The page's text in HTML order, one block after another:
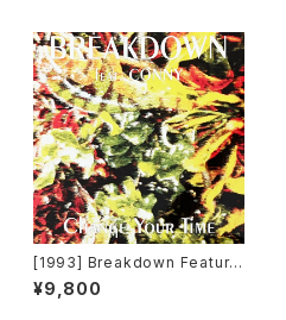
[1993] Breakdown Featurin
g Conny – Change Your Ti
me [Out]
¥9,800